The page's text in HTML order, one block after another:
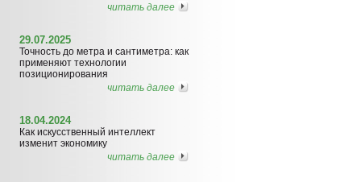
читать далее
29.07.2025
Точность до метра и сантиметра: как
применяют технологии
позиционирования
читать далее
18.04.2024
Как искусственный интеллект
изменит экономику
читать далее